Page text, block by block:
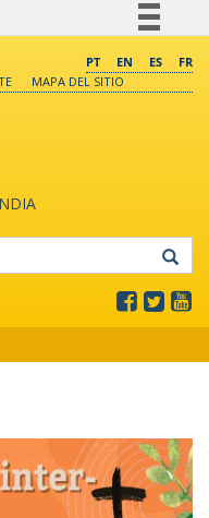
Comunica BR
PT EN ES
FR
MAPA DEL SITIO